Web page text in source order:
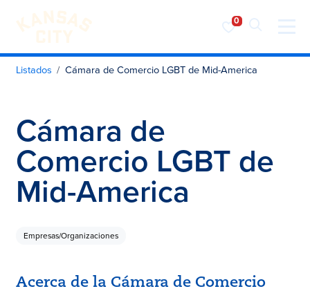
Visita KC
Ir al contenido
Listados Cámara de Comercio LGBT de Mid-America
Cámara de
Comercio LGBT de
Mid-America
Empresas/Organizaciones
Acerca de la Cámara de Comercio